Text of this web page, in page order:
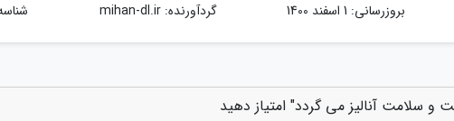
بروزرسانی: 1 اسفند 1400 گردآورنده:mihan-dl.ir شناسه
و سلامت آنالیز می گردد" امتیاز دهید